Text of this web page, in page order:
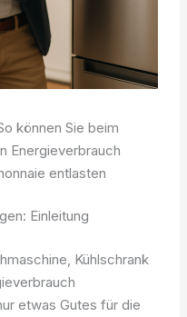
können Sie beim
Energieverbrauch
entlasten
Einleitung
Kühlschrank
etwas Gutes für die